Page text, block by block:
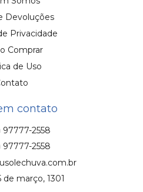
Devoluções
Privacidade
Comprar
de Uso
contato
97777-2558
97777-2558
de março, 1301